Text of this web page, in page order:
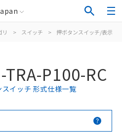
リ > スイッチ > 押ボタンスイッチ/表示灯
P100-RC
イッチ 形式仕様一覧